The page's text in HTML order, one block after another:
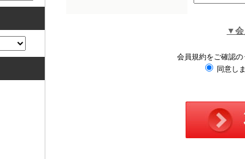
▼会
会員規約をご確認の
同意し